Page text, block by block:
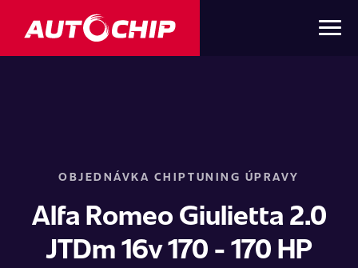
OBJEDNÁVKA CHIPTUNING ÚPRAVY
Alfa Romeo Giulietta 2.0
JTDm 16v 170 - 170 HP